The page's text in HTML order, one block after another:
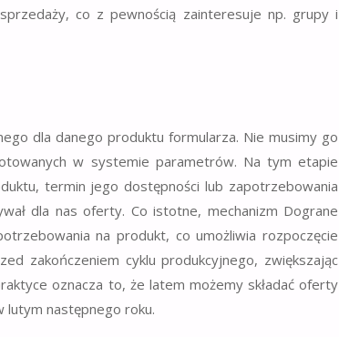
co z pewnością zainteresuje np. grupy i
dla danego produktu formularza. Nie musimy go
w systemie parametrów. Na tym etapie
termin jego dostępności lub zapotrzebowania
dla nas oferty. Co istotne, mechanizm Dograne
na produkt, co umożliwia rozpoczęcie
zakończeniem cyklu produkcyjnego, zwiększając
oznacza to, że latem możemy składać oferty
lutym następnego roku.